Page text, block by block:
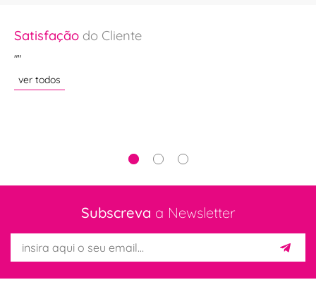
Satisfação do Cliente
""
ver todos
Subscreva a Newsletter